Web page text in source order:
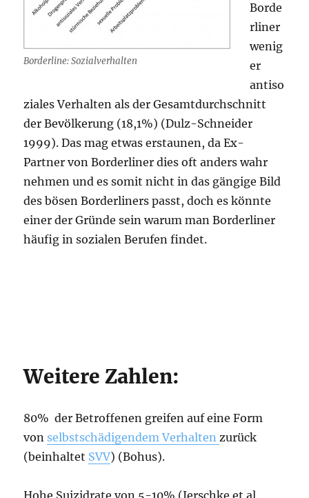
Borderline: Sozialverhalten
Borde
rliner
wenig
er
antiso
ziales Verhalten als der Gesamtdurchschnitt
der Bevölkerung (18,1%) (Dulz-Schneider
1999). Das mag etwas erstaunen, da Ex-
Partner von Borderliner dies oft anders wahr
nehmen und es somit nicht in das gängige Bild
des bösen Borderliners passt, doch es könnte
einer der Gründe sein warum man Borderliner
häufig in sozialen Berufen findet.
Weitere Zahlen:
80% der Betroffenen greifen auf eine Form
von selbstschädigendem Verhaltenzurück
(beinhaltet SVV) (Bohus).